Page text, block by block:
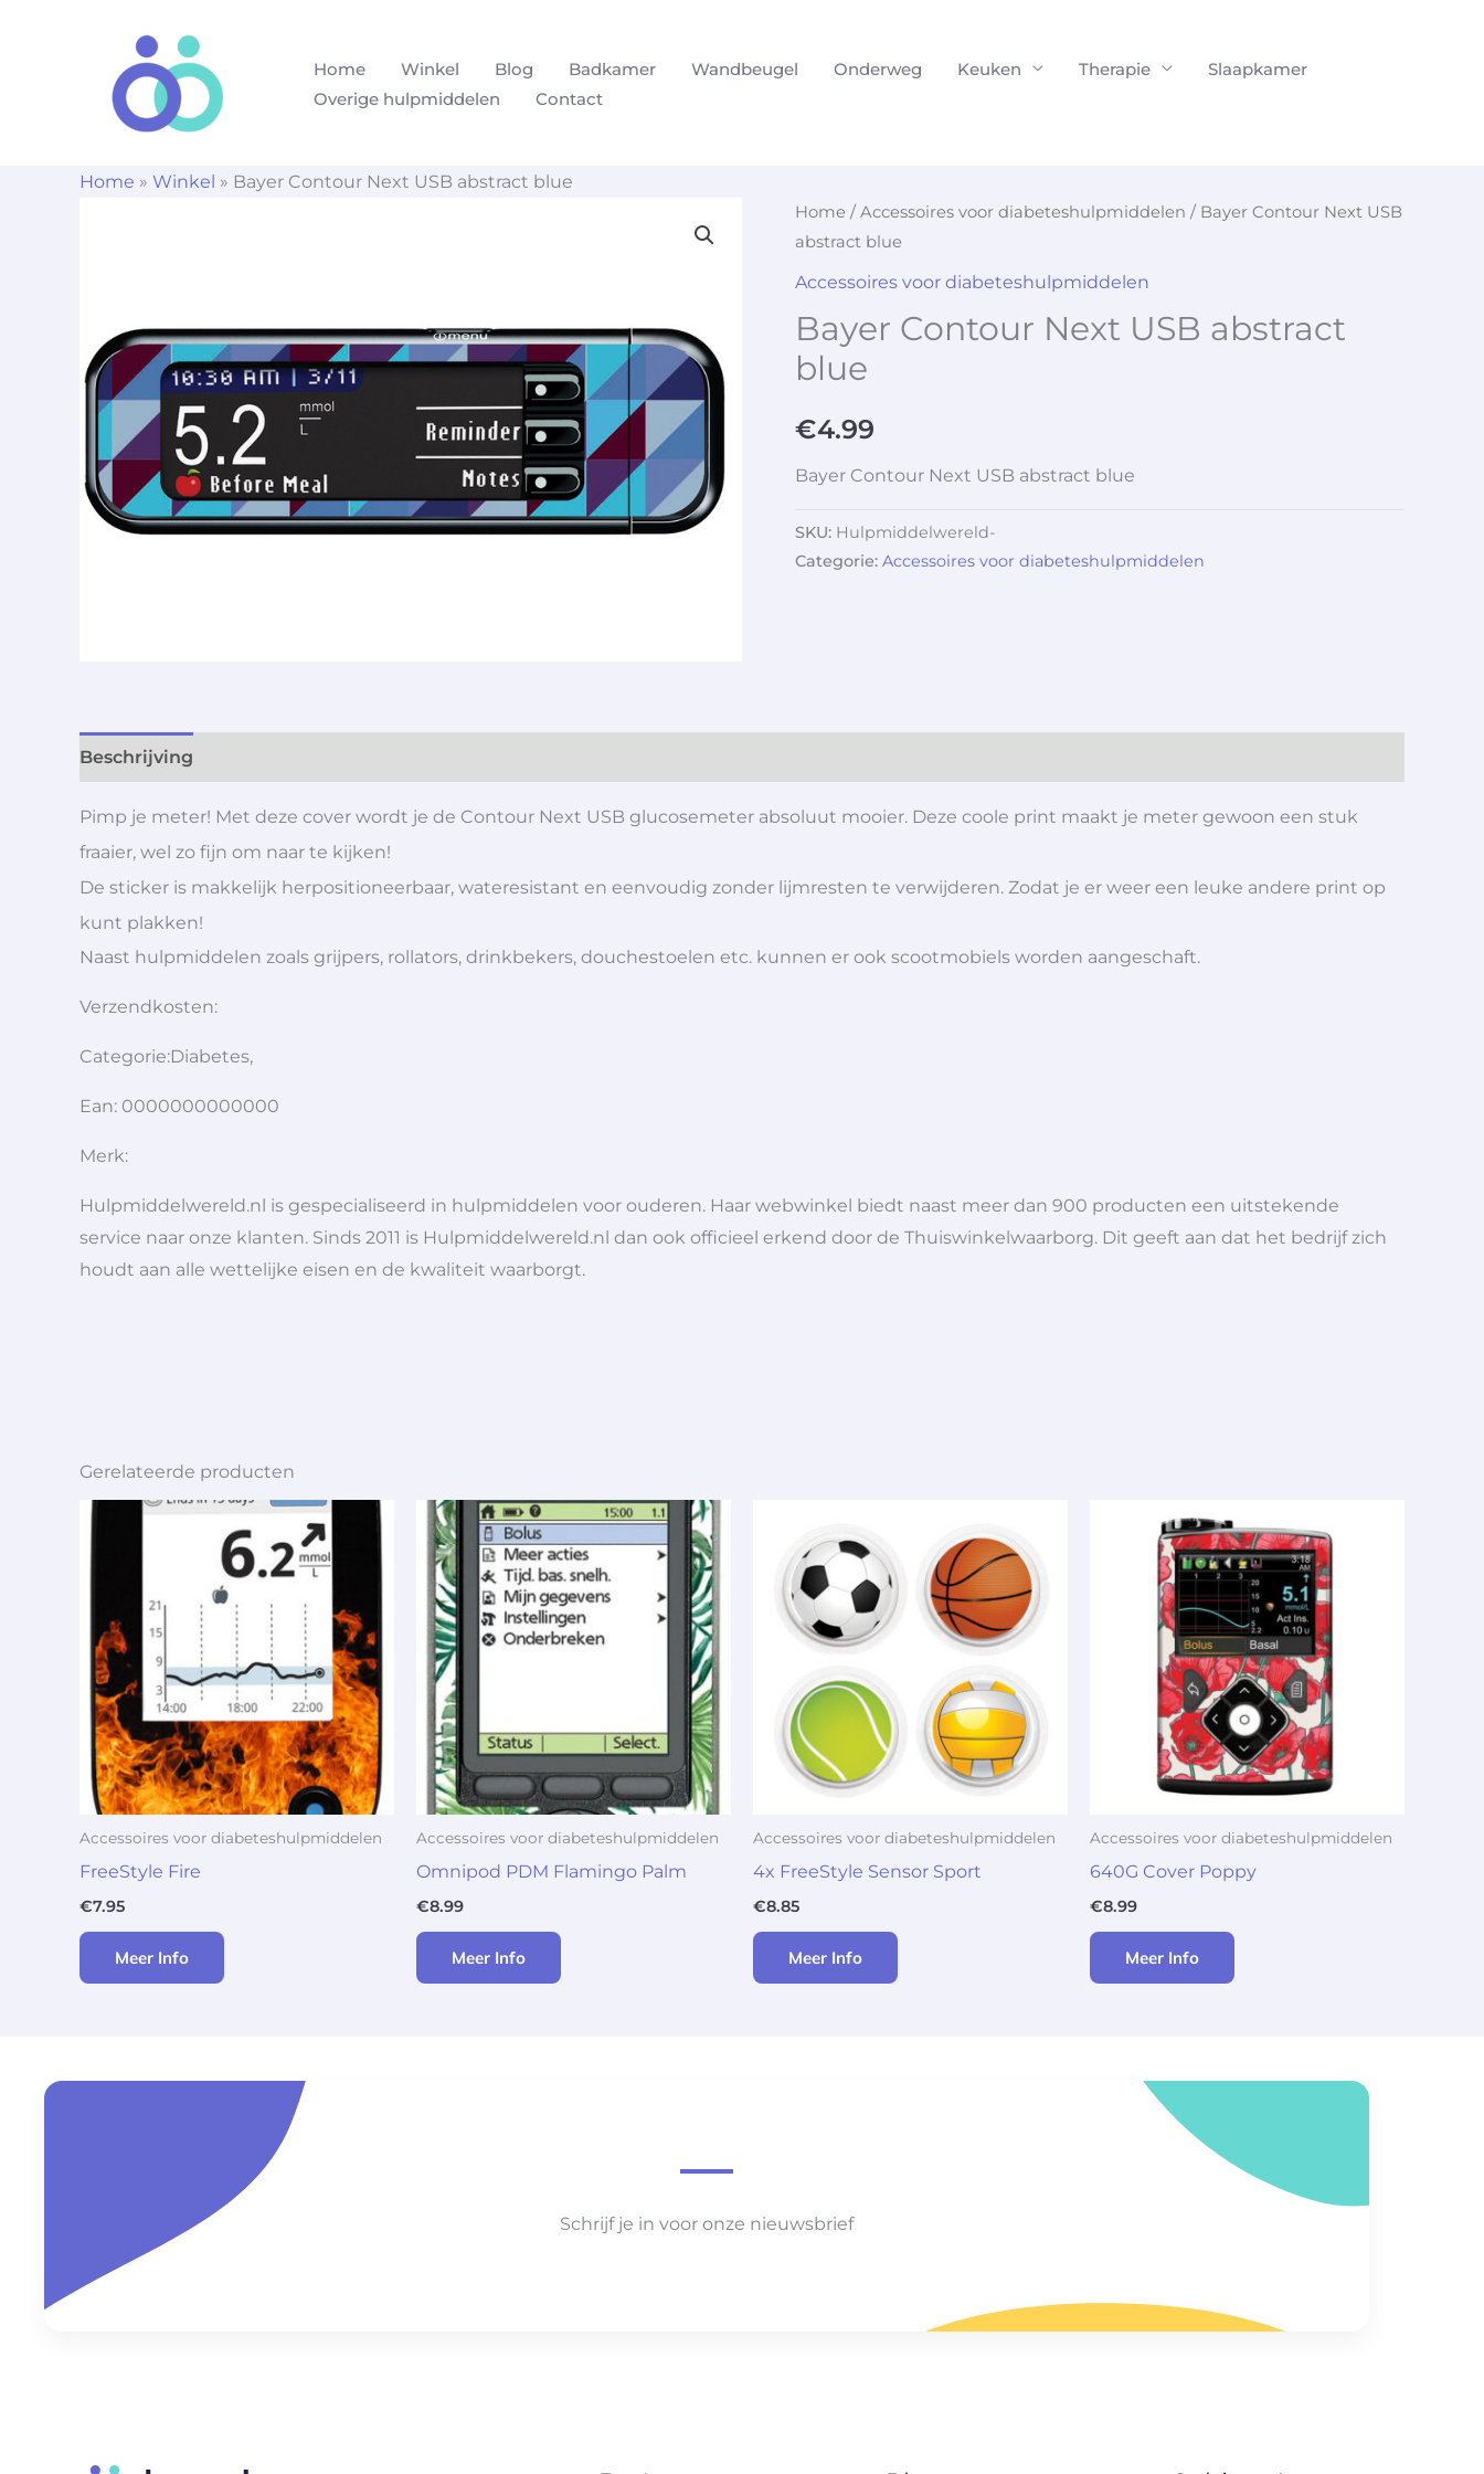
Home Winkel Blog Badkamer Wandbeugel Onderweg Keuken Therapie
Slaapkamer
Overige hulpmiddelen
Contact
Home » Winkel » Bayer Contour Next USB abstract blue
Home / Accessoires voor diabeteshulpmiddelen / Bayer Contour Next USB
abstract blue
Accessoires voor diabeteshulpmiddelen
Bayer Contour Next USB abstract
blue
€4.99
Bayer Contour Next USB abstract blue
SKU: Hulpmiddelwereld-
Categorie: Accessoires voor diabeteshulpmiddelen
Beschrijving
Pimp je meter! Met deze cover wordt je de Contour Next USB glucosemeter absoluut mooier. Deze coole print maakt je meter gewoon een stuk
fraaier, wel zo fijn om naar te kijken!
De sticker is makkelijk herpositioneerbaar, wateresistant en eenvoudig zonder lijmresten te verwijderen. Zodat je er weer een leuke andere print op
kunt plakken!
Naast hulpmiddelen zoals grijpers, rollators, drinkbekers, douchestoelen etc. kunnen er ook scootmobiels worden aangeschaft.
Verzendkosten:
Categorie:Diabetes,
Ean: 0000000000000
Merk:
Hulpmiddelwereld.nl is gespecialiseerd in hulpmiddelen voor ouderen. Haar webwinkel biedt naast meer dan 900 producten een uitstekende
service naar onze klanten. Sinds 2011 is Hulpmiddelwereld.nl dan ook officieel erkend door de Thuiswinkelwaarborg. Dit geeft aan dat het bedrijf zich
houdt aan alle wettelijke eisen en de kwaliteit waarborgt.
Gerelateerde producten
Accessoires voor diabeteshulpmiddelen
FreeStyle Fire
€7.95
Meer Info
Accessoires voor diabeteshulpmiddelen
Omnipod PDM Flamingo Palm
€8.99
Meer Info
Accessoires voor diabeteshulpmiddelen
4x FreeStyle Sensor Sport
€8.85
Meer Info
Accessoires voor diabeteshulpmiddelen
640G Cover Poppy
€8.99
Meer Info
Schrijf je in voor onze nieuwsbrief